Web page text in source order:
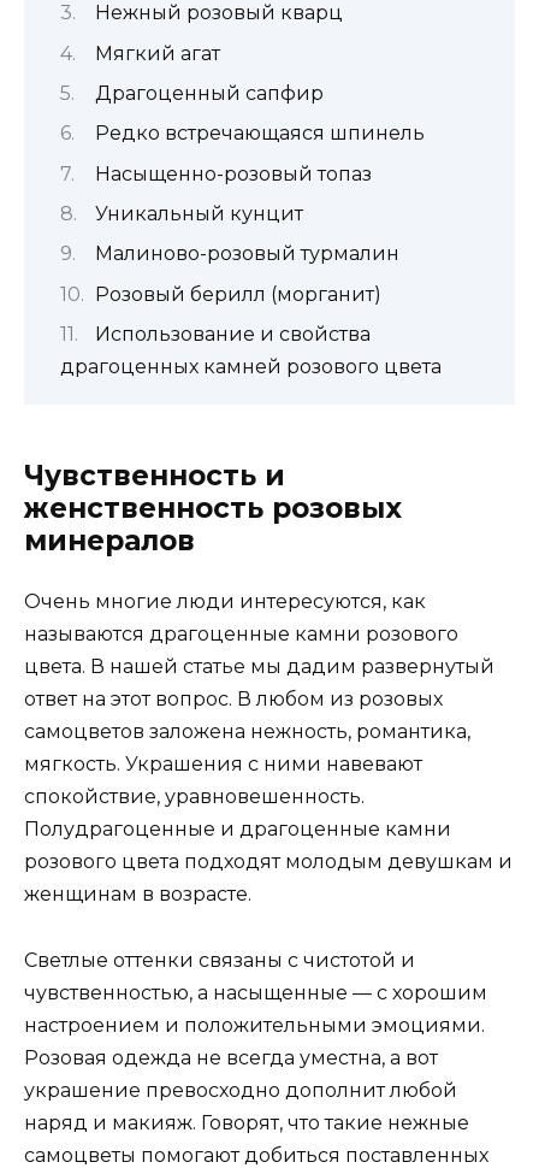
Нежный розовый кварц
Мягкий агат
Драгоценный сапфир
Редко встречающаяся шпинель
Насыщенно-розовый топаз
Уникальный кунцит
Малиново-розовый турмалин
Розовый берилл (морганит)
Использование и свойства
драгоценных камней розового цвета
Чувственность и
женственность розовых
минералов
Очень многие люди интересуются, как
называются драгоценные камни розового
цвета. В нашей статье мы дадим развернутый
ответ на этот вопрос. В любом из розовых
самоцветов заложена нежность, романтика,
мягкость. Украшения с ними навевают
спокойствие, уравновешенность.
Полудрагоценные и драгоценные камни
розового цвета подходят молодым девушкам и
женщинам в возрасте.
Светлые оттенки связаны с чистотой и
чувственностью, а насыщенные — с хорошим
настроением и положительными эмоциями.
Розовая одежда не всегда уместна, а вот
украшение превосходно дополнит любой
наряд и макияж. Говорят, что такие нежные
самоцветы помогают добиться поставленных